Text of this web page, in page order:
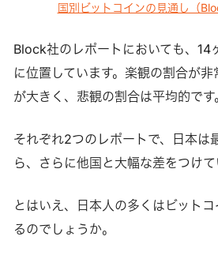
国別ビットコインの見通し（
Block社のレポートにおいても、14
に位置しています。楽観の割合が
が大きく、悲観の割合は平均的です。
それぞれ2つのレポートで、日本は
ら、さらに他国と大幅な差をつけて
とはいえ、日本人の多くはビット
るのでしょうか。